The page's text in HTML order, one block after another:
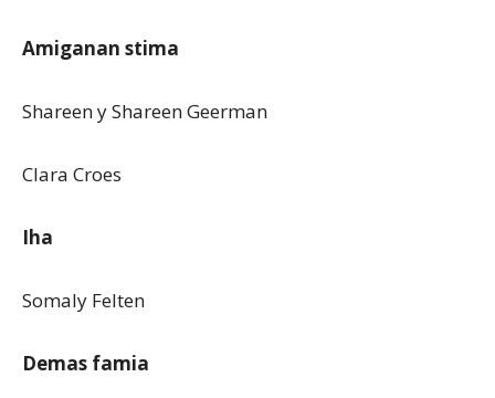
Amiganan stima
Shareen y Shareen Geerman
Clara Croes
Iha
Somaly Felten
Demas famia